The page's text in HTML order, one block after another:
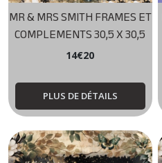
MR & MRS SMITH FRAMES ET
COMPLEMENTS 30,5 X 30,5
BELLALUNA CRAFTS
14€20
PLUS DE DÉTAILS